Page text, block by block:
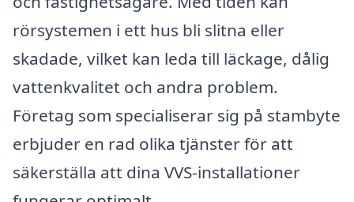
rörsystemen i ett hus bli slitna eller
skadade, vilket kan leda till läckage, dålig
vattenkvalitet och andra problem.
Företag som specialiserar sig på stambyte
erbjuder en rad olika tjänster för att
säkerställa att dina VVS-installationer